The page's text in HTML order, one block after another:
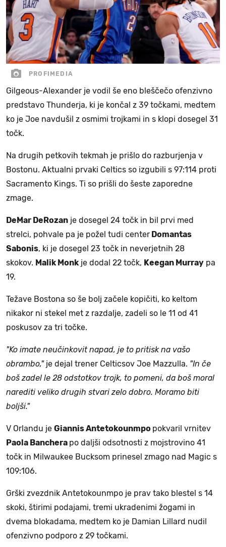
PROFIMEDIA
Gilgeous-Alexander je vodil še eno bleščečo ofenzivno
predstavo Thunderja, ki je končal z 39 točkami, medtem
ko je Joe navdušil z osmimi trojkami in s klopi dosegel 31
točk.
Na drugih petkovih tekmah je prišlo do razburjenja v
Bostonu. Aktualni prvaki Celtics so izgubili s 97:114 proti
Sacramento Kings. Ti so prišli do šeste zaporedne
zmage.
DeMar DeRozan je dosegel 24 točk in bil prvi med
strelci, pohvale pa je požel tudi center Domantas
Sabonis, ki je dosegel 23 točk in neverjetnih 28
skokov. Malik Monk je dodal 22 točk, Keegan Murray pa
19.
Težave Bostona so še bolj začele kopičiti, ko keltom
nikakor ni stekel met z razdalje, zadeli so le 11 od 41
poskusov za tri točke.
"Ko imate neučinkovit napad, je to pritisk na vašo
obrambo,"je dejal trener Celticsov Joe Mazzulla. "In če
boš zadel le 28 odstotkov trojk, to pomeni, da boš moral
narediti veliko drugih stvari zelo dobro. Moramo biti
boljši."
V Orlandu je Giannis Antetokounmpo pokvaril vrnitev
Paola Banchera po daljši odsotnosti z mojstrovino 41
točk in Milwaukee Bucksom prinesel zmago nad Magic s
109:106.
Grški zvezdnik Antetokounmpo je prav tako blestel s 14
skoki, štirimi podajami, tremi ukradenimi žogami in
dvema blokadama, medtem ko je Damian Lillard nudil
ofenzivno podporo z 29 točkami.